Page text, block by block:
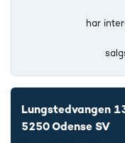
har
Lungstedvangen
5250 Odense SV